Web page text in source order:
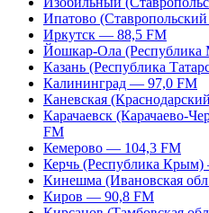
Ипатово
Иркутск — 88,5 FM
Йошкар-Ола
Казань (Республика
Калининград — 97,0 FM
Каневская
Карачаевск (Карачаево-
FM
Кемерово — 104,3 FM
Керчь (Республика
Кинешма (Ивановская
Киров — 90,8 FM